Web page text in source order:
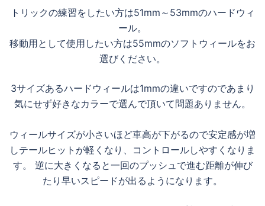
トリックの練習をしたい方は51mm～53mmのハードウィ
ール。
移動用として使用したい方は55mmのソフトウィールをお
選びください。
3サイズあるハードウィールは1mmの違いですのであまり
気にせず好きなカラーで選んで頂いて問題ありません。
ウィールサイズが小さいほど車高が下がるので安定感が増
しテールヒットが軽くなり、コントロールしやすくなりま
す。 逆に大きくなると一回のプッシュで進む距離が伸び
たり早いスピードが出るようになります。